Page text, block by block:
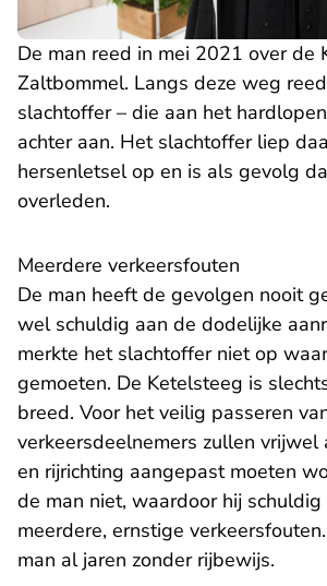
De man reed in mei 2021 over de
Zaltbommel. Langs deze weg
slachtoffer – die aan het
achter aan. Het slachtoffer liep
hersenletsel op en is als gevolg
overleden.
Meerdere verkeersfouten
De man heeft de gevolgen nooit
wel schuldig aan de dodelijke
merkte het slachtoffer niet op
gemoeten. De Ketelsteeg is
breed. Voor het veilig passeren
verkeersdeelnemers zullen vrijwel
en rijrichting aangepast moeten
de man niet, waardoor hij schuldig
meerdere, ernstige
man al jaren zonder rijbewijs.